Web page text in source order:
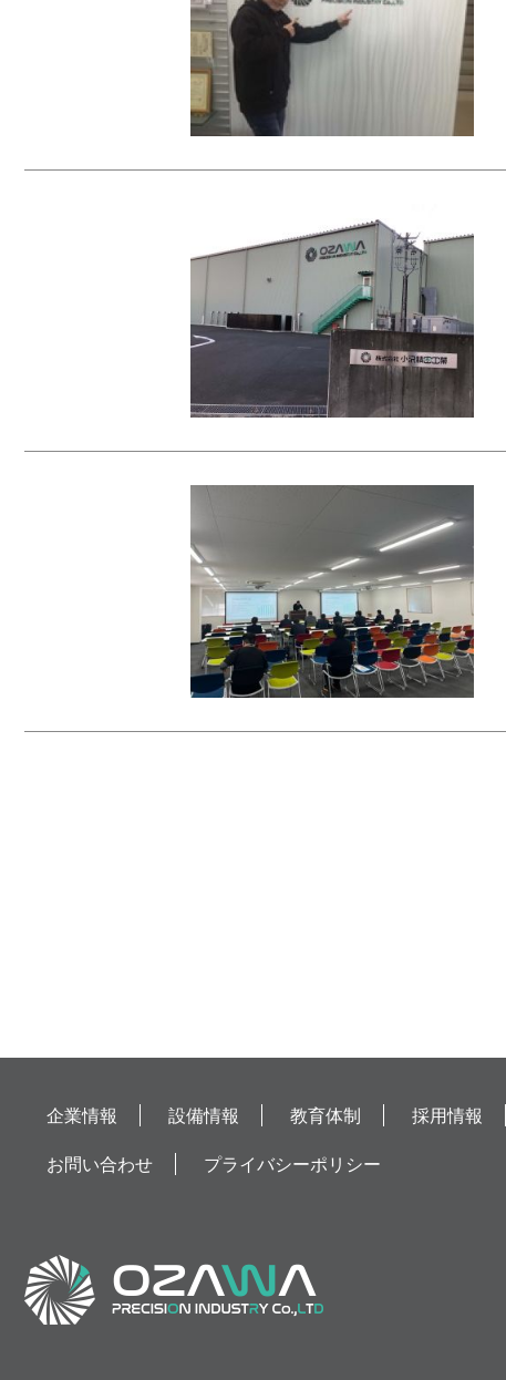
企業情報 設備情報 教育体制 採用情報
お問い合わせ プライバシーポリシー